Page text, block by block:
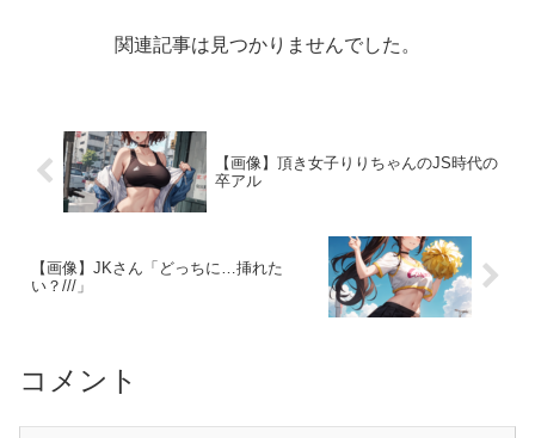
関連記事は見つかりませんでした。
【画像】頂き女子りりちゃんのJS時代の
卒アル
【画像】JKさん「どっちに…挿れた
い？///」
コメント